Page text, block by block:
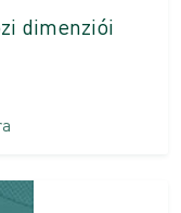
dimenziói